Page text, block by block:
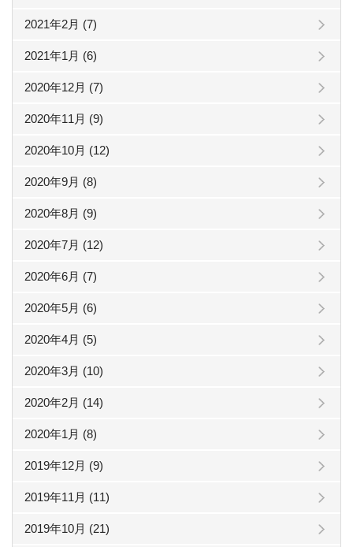
2021年2月 (7)
2021年1月 (6)
2020年12月 (7)
2020年11月 (9)
2020年10月 (12)
2020年9月 (8)
2020年8月 (9)
2020年7月 (12)
2020年6月 (7)
2020年5月 (6)
2020年4月 (5)
2020年3月 (10)
2020年2月 (14)
2020年1月 (8)
2019年12月 (9)
2019年11月 (11)
2019年10月 (21)